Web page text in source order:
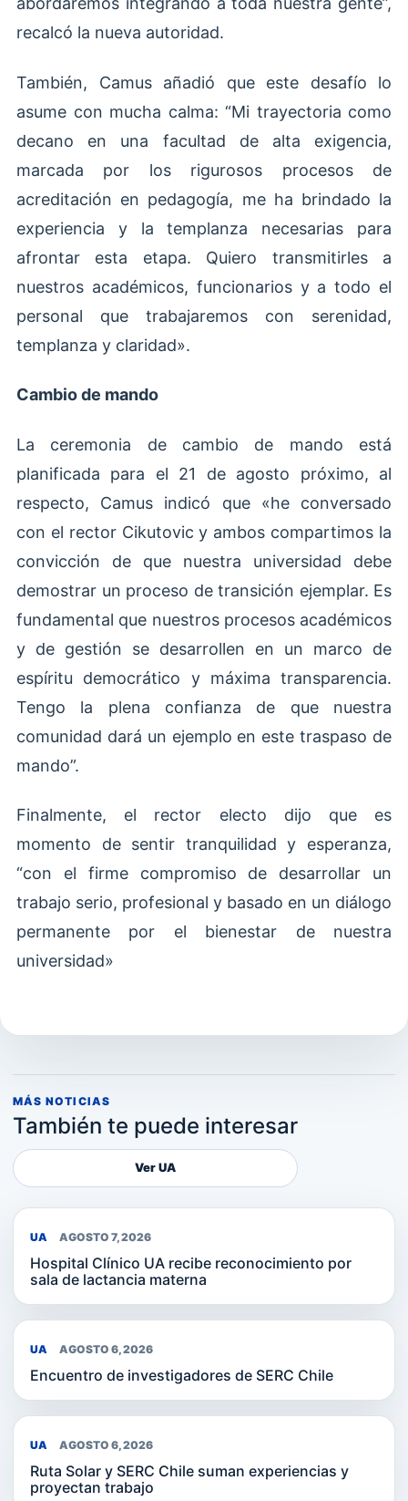
recalcó la nueva autoridad.
También, Camus añadió que este desafío lo
asume con mucha calma: “Mi trayectoria como
decano en una facultad de alta exigencia,
marcada por los rigurosos procesos de
acreditación en pedagogía, me ha brindado la
experiencia y la templanza necesarias para
afrontar esta etapa. Quiero transmitirles a
nuestros académicos, funcionarios y a todo el
personal que trabajaremos con serenidad,
templanza y claridad».
Cambio de mando
La ceremonia de cambio de mando está
planificada para el 21 de agosto próximo, al
respecto, Camus indicó que «he conversado
con el rector Cikutovic y ambos compartimos la
convicción de que nuestra universidad debe
demostrar un proceso de transición ejemplar. Es
fundamental que nuestros procesos académicos
y de gestión se desarrollen en un marco de
espíritu democrático y máxima transparencia.
Tengo la plena confianza de que nuestra
comunidad dará un ejemplo en este traspaso de
mando”.
Finalmente, el rector electo dijo que es
momento de sentir tranquilidad y esperanza,
“con el firme compromiso de desarrollar un
trabajo serio, profesional y basado en un diálogo
permanente por el bienestar de nuestra
universidad»
MÁS NOTICIAS
También te puede interesar
Ver UA
UA AGOSTO 7, 2026
Hospital Clínico UA recibe reconocimiento por
sala de lactancia materna
UA AGOSTO 6, 2026
Encuentro de investigadores de SERC Chile
UA AGOSTO 6, 2026
Ruta Solar y SERC Chile suman experiencias y
proyectan trabajo